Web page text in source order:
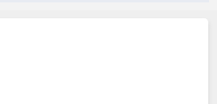
veya e-posta ile gönder